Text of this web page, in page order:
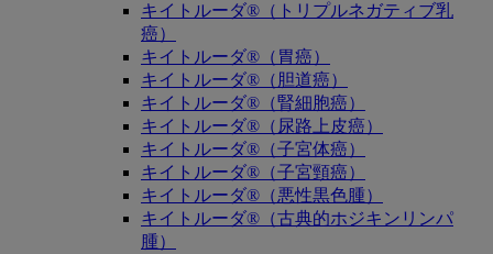
キイトルーダ®（トリプルネガティブ乳
癌）
キイトルーダ®（胃癌）
キイトルーダ®（胆道癌）
キイトルーダ®（腎細胞癌）
キイトルーダ®（尿路上皮癌）
キイトルーダ®（子宮体癌）
キイトルーダ®（子宮頸癌）
キイトルーダ®（悪性黒色腫）
キイトルーダ®（古典的ホジキンリンパ
腫）